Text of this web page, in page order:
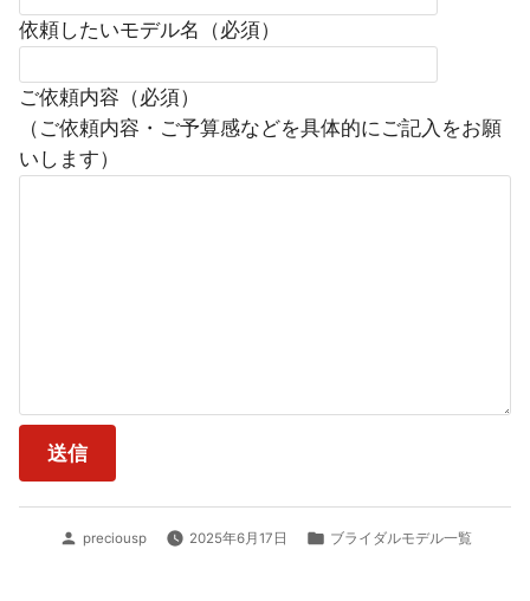
依頼したいモデル名（必須）
ご依頼内容（必須）
（ご依頼内容・ご予算感などを具体的にご記入をお願
いします）
投
preciousp 2025年6月17日
カ
ブライダルモデル一覧